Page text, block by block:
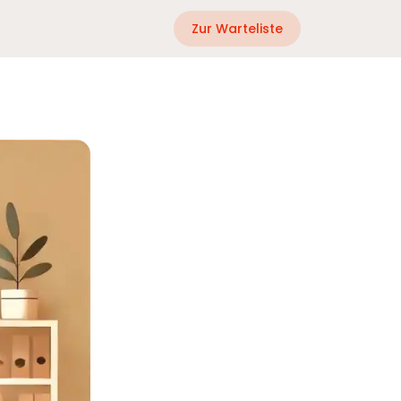
Zur Warteliste